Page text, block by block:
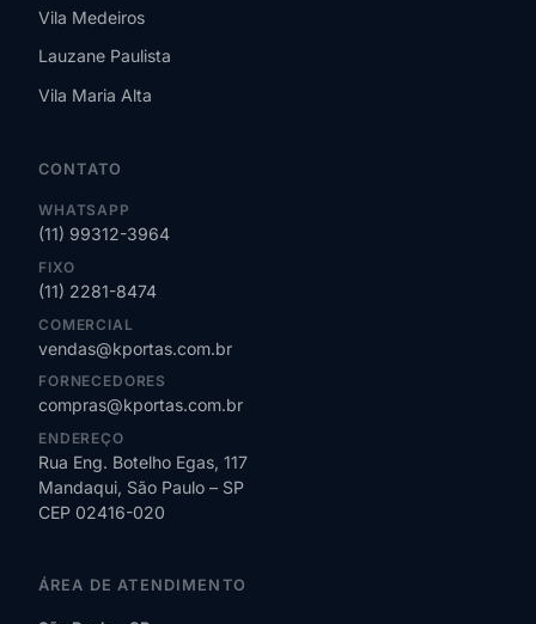
Vila Medeiros
Lauzane Paulista
Vila Maria Alta
CONTATO
WHATSAPP
(11) 99312-3964
FIXO
(11) 2281-8474
COMERCIAL
vendas@kportas.com.br
FORNECEDORES
compras@kportas.com.br
ENDEREÇO
Rua Eng. Botelho Egas, 117
Mandaqui, São Paulo – SP
CEP 02416-020
ÁREA DE ATENDIMENTO